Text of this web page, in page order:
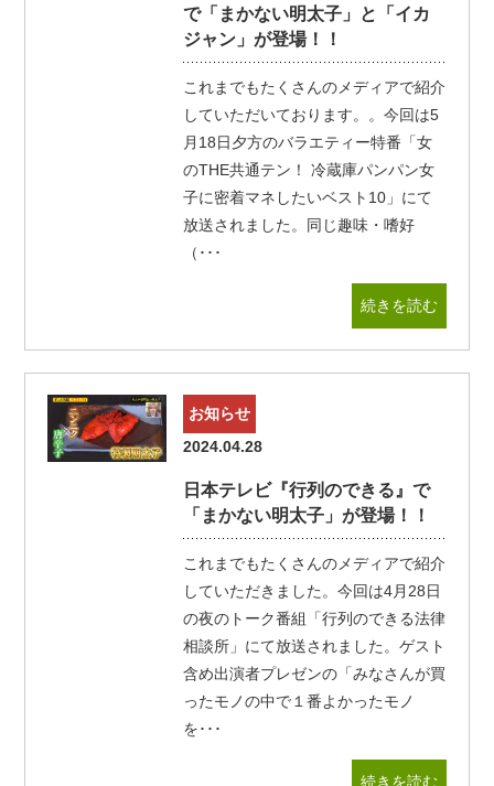
で「まかない明太子」と「イカ
ジャン」が登場！！
これまでもたくさんのメディアで紹介
していただいております。。今回は5
月18日夕方のバラエティー特番「女
のTHE共通テン！ 冷蔵庫パンパン女
子に密着マネしたいベスト10」にて
放送されました。同じ趣味・嗜好
（･･･
続きを読む
お知らせ
2024.04.28
日本テレビ『行列のできる』で
「まかない明太子」が登場！！
これまでもたくさんのメディアで紹介
していただきました。今回は4月28日
の夜のトーク番組「行列のできる法律
相談所」にて放送されました。ゲスト
含め出演者プレゼンの「みなさんが買
ったモノの中で１番よかったモノ
を･･･
続きを読む